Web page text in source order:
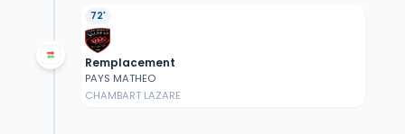
72'
Remplacement
PAYS MATHEO
CHAMBART LAZARE